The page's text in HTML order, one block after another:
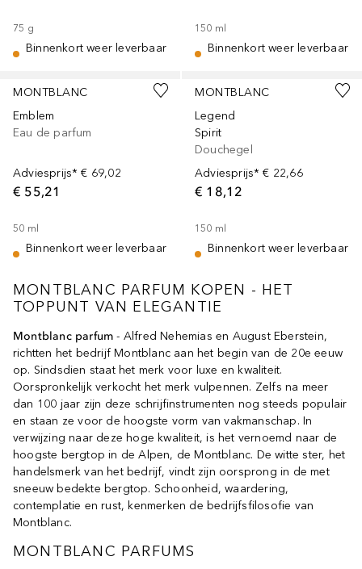
75 g
Binnenkort weer leverbaar
150 ml
Binnenkort weer leverbaar
MONTBLANC
Emblem
Eau de parfum
Adviesprijs* € 69,02
€ 55,21
50 ml
Binnenkort weer leverbaar
MONTBLANC
Legend
Spirit
Douchegel
Adviesprijs* € 22,66
€ 18,12
150 ml
Binnenkort weer leverbaar
MONTBLANC PARFUM KOPEN - HET
TOPPUNT VAN ELEGANTIE
Montblanc parfum - Alfred Nehemias en August Eberstein,
richtten het bedrijf Montblanc aan het begin van de 20e eeuw
op. Sindsdien staat het merk voor luxe en kwaliteit.
Oorspronkelijk verkocht het merk vulpennen. Zelfs na meer
dan 100 jaar zijn deze schrijfinstrumenten nog steeds populair
en staan ze voor de hoogste vorm van vakmanschap. In
verwijzing naar deze hoge kwaliteit, is het vernoemd naar de
hoogste bergtop in de Alpen, de Montblanc. De witte ster, het
handelsmerk van het bedrijf, vindt zijn oorsprong in de met
sneeuw bedekte bergtop. Schoonheid, waardering,
contemplatie en rust, kenmerken de bedrijfsfilosofie van
Montblanc.
MONTBLANC PARFUMS